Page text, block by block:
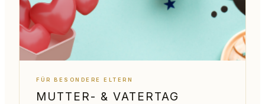
FÜR BESONDERE ELTERN
MUTTER- & VATERTAG